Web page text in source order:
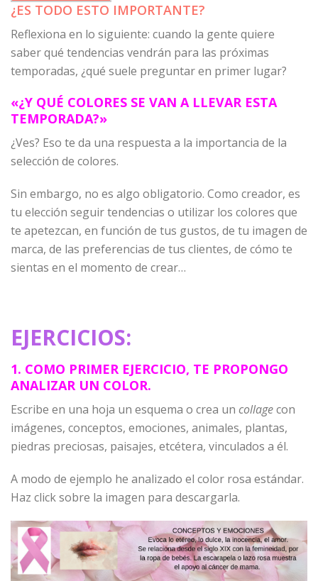
¿ES TODO ESTO IMPORTANTE?
Reflexiona en lo siguiente: cuando la gente quiere
saber qué tendencias vendrán para las próximas
temporadas, ¿qué suele preguntar en primer lugar?
«¿Y QUÉ COLORES SE VAN A LLEVAR ESTA
TEMPORADA?»
¿Ves? Eso te da una respuesta a la importancia de la
selección de colores.
Sin embargo, no es algo obligatorio. Como creador, es
tu elección seguir tendencias o utilizar los colores que
te apetezcan, en función de tus gustos, de tu imagen de
marca, de las preferencias de tus clientes, de cómo te
sientas en el momento de crear…
EJERCICIOS:
1. COMO PRIMER EJERCICIO, TE PROPONGO
ANALIZAR UN COLOR.
Escribe en una hoja un esquema o crea un collagecon
imágenes, conceptos, emociones, animales, plantas,
piedras preciosas, paisajes, etcétera, vinculados a él.
A modo de ejemplo he analizado el color rosa estándar.
Haz click sobre la imagen para descargarla.